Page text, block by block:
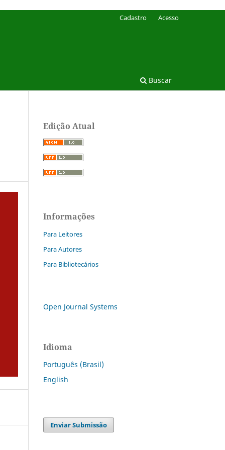
Buscar
Cadastro Acesso
Edição Atual
Informações
Para Leitores
Para Autores
Para Bibliotecários
Open Journal Systems
Idioma
Português (Brasil)
English
Enviar Submissão